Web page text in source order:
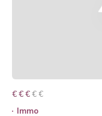
€ € € € €
€ € €
Immo